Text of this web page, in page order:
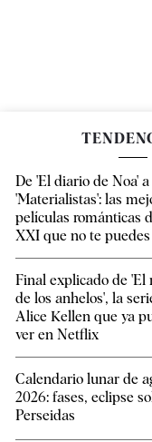
De 'El diario de Noa' a
'Materialistas': las
películas románticas
XXI que no te
Final explicado de 'El
de los anhelos', la
Alice Kellen que ya
ver en Netflix
Calendario lunar de
2026: fases, eclipse
Perseidas